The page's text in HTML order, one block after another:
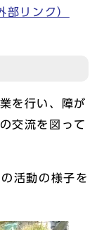
部リンク）
を行い、障が
交流を図って
活動の様子を